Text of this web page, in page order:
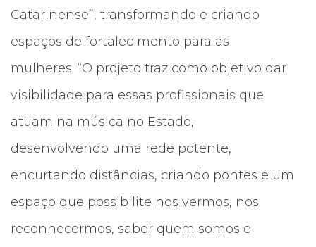
Catarinense”, transformando e criando
espaços de fortalecimento para as
mulheres. “O projeto traz como objetivo dar
visibilidade para essas profissionais que
atuam na música no Estado,
desenvolvendo uma rede potente,
encurtando distâncias, criando pontes e um
espaço que possibilite nos vermos, nos
reconhecermos, saber quem somos e